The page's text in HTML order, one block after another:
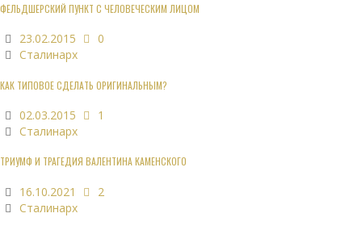
ФЕЛЬДШЕРСКИЙ ПУНКТ С ЧЕЛОВЕЧЕСКИМ ЛИЦОМ
23.02.2015
0
Сталинарх
КАК ТИПОВОЕ СДЕЛАТЬ ОРИГИНАЛЬНЫМ?
02.03.2015
1
Сталинарх
ТРИУМФ И ТРАГЕДИЯ ВАЛЕНТИНА КАМЕНСКОГО
16.10.2021
2
Сталинарх